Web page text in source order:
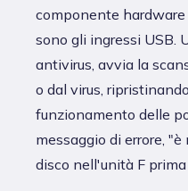
componente
sono gli ingressi USB.
antivirus, avvia la
o dal virus,
funzionamento delle
messaggio di errore,
disco nell'unità F